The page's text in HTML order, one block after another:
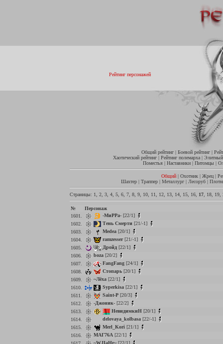
Рейтинг персонажей
Общий рейтинг| Боевой рейтинг|
Хаотический рейтинг| Рейтинг полемарха|
Поместья | Наставники | Питомцы |
Общий| Охотник| Жрец|
Шахтер| Траппер| Металлург| Лесоруб|
Страницы: 1 2 3 4 5 6 7 8 9 10 11 12 13 14 15 16 17 18 19
№
Персонаж
1601.
-МиРРа- [22/1]
1602.
Тень Смерти [21/-1]
1603.
Medea [20/1]
1604.
ramzesser[21/-1]
1605.
Дройд [22/1]
1606.
boza [20/2]
1607.
FangFang [24/1]
1608.
Стопарь [20/1]
1609.
~Лёха [22/1]
1610.
Syperkisa [22/1]
1611.
Saint-P [20/3]
1612.
-Джоник- [22/2]
1613.
НевидимкиН [20/1]
1614.
delovaya_kolbasa [22/-1]
1615.
Merl_Kori [21/1]
1616.
МАГ76А [22/1]
~WJIaHr~ [22/1]